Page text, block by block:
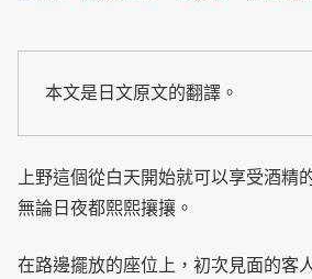
本文是日文原文的翻譯。
上野這個從白天開始就可以享受酒精
無論日夜都熙熙攘攘。
在路邊擺放的座位上，初次見面的客